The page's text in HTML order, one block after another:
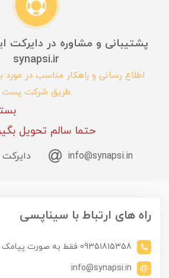
پشتیبانی و مشاوره در دایرکت
synapsi.ir
اطلاع رسانی و راهکار مناسب در مورد
طریق شرکت پست
حتما سالم تحویل
info@synapsi.in دایرکت
راه های ارتباط با سیناپسی
09351815358 فقط به صورت پیامک - 08632241297
info@synapsi.in